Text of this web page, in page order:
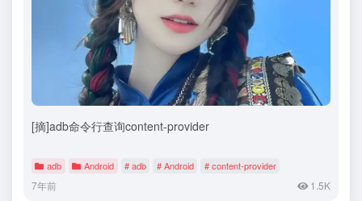
[摘]adb命令行查询content-provider
adb Android # adb # Android # content-provider
7年前 1.5K